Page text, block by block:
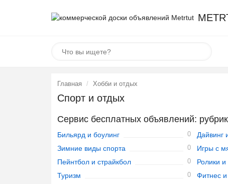
Главная Хобби и отдых
Спорт и отдых
Сервис бесплатных объявлений:
Бильярд и боулинг 0 Дайвинг
Зимние виды спорта 0 Игры с
Пейнтбол и страйкбол 0 Ролики и
Туризм 0 Фитнес